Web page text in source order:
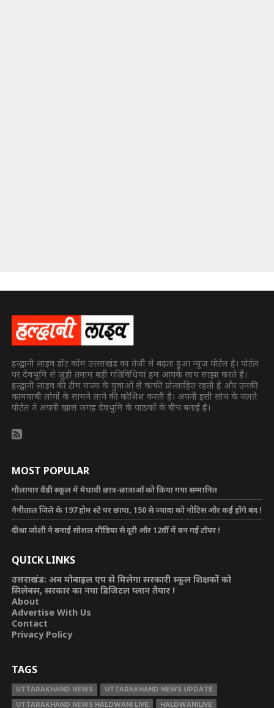
हल्द्वानी लाइव डॉट कॉम उत्तराखंड का तेजी से बढ़ता हुआ न्यूज पोर्टल है। पोर्टल
पर देवभूमि से जुड़ी तमाम बड़ी गतिविधियां हम आपके साथ साझा करते हैं।
हल्द्वानी लाइव की टीम राज्य के युवाओं से काफी प्रोत्साहित रहती है और उनकी
कामयाबी लोगों के सामने लाने की कोशिश करती है। अपनी इसी सोच के चलते
पोर्टल ने अपनी खास जगह देवभूमि के पाठकों के बीच बनाई है।
MOST POPULAR
गौलापार वैंडी स्कूल में मेधावी छात्र-छात्राओं को किया गया सम्मानित
नैनीताल जिले के 197 होम स्टे पर छापा, 150 से ज्यादा को नोटिस और कई होंगे बंद !
दीश्रा जोशी ने बनाई सोशल मीडिया से दूरी और 12वीं में बन गई टॉपर !
QUICK LINKS
उत्तराखंड: अब मोबाइल एप से मिलेगा सरकारी स्कूल शिक्षकों को
सिलेबस, सरकार का नया डिजिटल प्लान तैयार !
About
Advertise With Us
Contact
Privacy Policy
TAGS
UTTARAKHAND NEWS
UTTARAKHAND NEWS UPDATE
UTTARAKHAND NEWS HALDWANI LIVE
HALDWANILIVE